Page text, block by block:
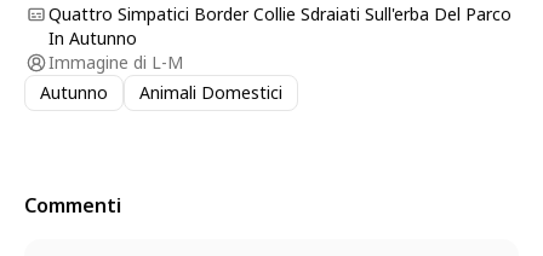
Quattro Simpatici Border Collie Sdraiati Sull'erba Del Parco
In Autunno
Immagine di L-M
Autunno
Animali Domestici
Commenti